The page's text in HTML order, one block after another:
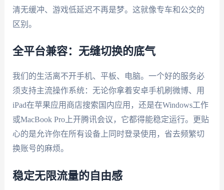
清无缓冲、游戏低延迟不再是梦。这就像专车和公交的
区别。
全平台兼容：无缝切换的底气
我们的生活离不开手机、平板、电脑。一个好的服务必
须支持主流操作系统：无论你拿着安卓手机刷微博、用
iPad在苹果应用商店搜索国内应用，还是在Windows工作
或MacBook Pro上开腾讯会议，它都得能稳定运行。更贴
心的是允许你在所有设备上同时登录使用，省去频繁切
换账号的麻烦。
稳定无限流量的自由感